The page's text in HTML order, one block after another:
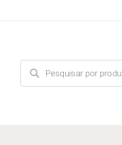
Products
search